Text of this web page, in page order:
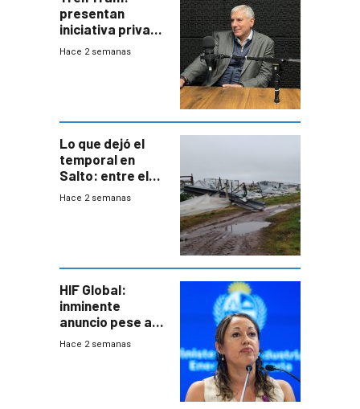
presentan
iniciativa privada
para una red de
Hace 2 semanas
Lo que dejó el
temporal en
Salto: entre el
impacto
Hace 2 semanas
HIF Global:
inminente
anuncio pese a
declaración de
Hace 2 semanas